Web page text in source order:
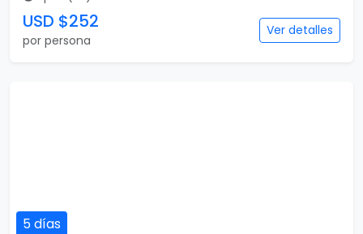
USD $252
por persona
Ver detalles
5 días